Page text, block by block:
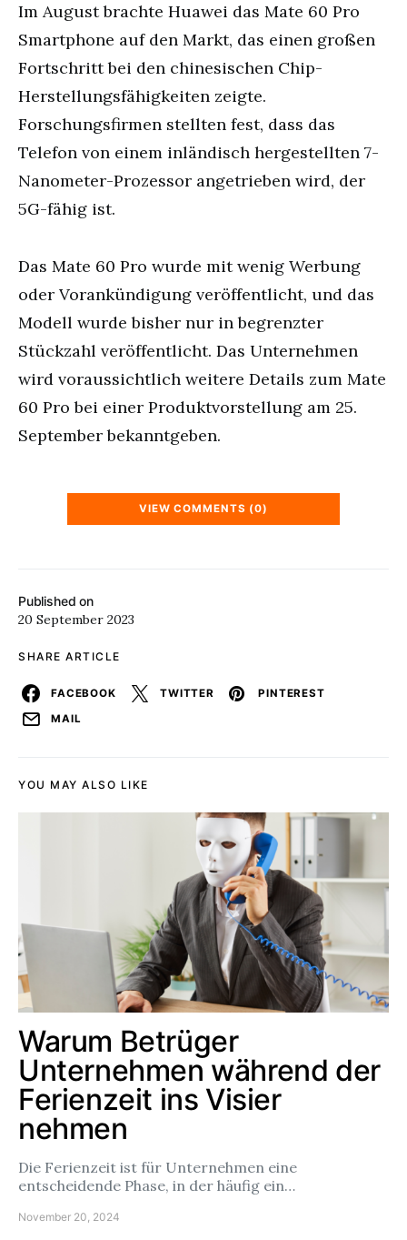
Published on
20 September 2023
SHARE ARTICLE
FACEBOOK TWITTER
PINTEREST
MAIL
Im August brachte Huawei das Mate 60 Pro
Smartphone auf den Markt, das einen großen
Fortschritt bei den chinesischen Chip-
Herstellungsfähigkeiten zeigte.
Forschungsfirmen stellten fest, dass das
Telefon von einem inländisch hergestellten 7-
Nanometer-Prozessor angetrieben wird, der
5G-fähig ist.
Das Mate 60 Pro wurde mit wenig Werbung
oder Vorankündigung veröffentlicht, und das
Modell wurde bisher nur in begrenzter
Stückzahl veröffentlicht. Das Unternehmen
wird voraussichtlich weitere Details zum Mate
60 Pro bei einer Produktvorstellung am 25.
September bekanntgeben.
VIEW COMMENTS (0)
YOU MAY ALSO LIKE
Warum Betrüger
Unternehmen während der
Ferienzeit ins Visier
nehmen
Die Ferienzeit ist für Unternehmen eine
entscheidende Phase, in der häufig ein…
November 20, 2024